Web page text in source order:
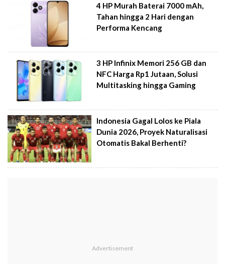
4 HP Murah Baterai 7000 mAh,
Tahan hingga 2 Hari dengan
Performa Kencang
3 HP Infinix Memori 256 GB dan
NFC Harga Rp1 Jutaan, Solusi
Multitasking hingga Gaming
Indonesia Gagal Lolos ke Piala
Dunia 2026, Proyek Naturalisasi
Otomatis Bakal Berhenti?